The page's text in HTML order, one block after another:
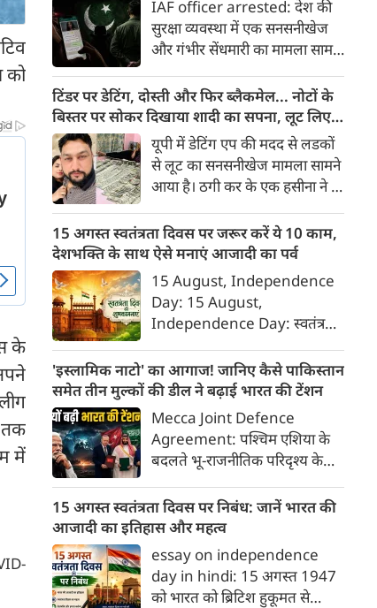
को
के
तक
में
IAF officer arrested: देश की
सुरक्षा व्यवस्था में एक सनसनीखेज
और गंभीर सेंधमारी का मामला सामने
एक सेवारत अधिकारी को पाकिस्तानी
खुफिया एजेंसी (ISI) की महिला
एजेंट के मोहपाश (हनीट्रैप) में फंसकर
गोपनीय सैन्य जानकारी साझा करने
के आरोप में पुलिस ने गिरफ्तार किया
है।
टिंडर पर डेटिंग, दोस्ती और फिर ब्लैकमेल... नोटों के
बिस्तर पर सोकर दिखाया शादी का सपना, लूट लिए 6
करोड़ रुपए
यूपी में डेटिंग एप की मदद से लडकों
से लूट का सनसनीखेज मामला सामने
आया है। ठगी कर के एक हसीना ने 6
को फंसाना, फिर धमकी देकर
ब्‍लेकमेल करना। इसके लिए बहुत
शातिर तरीके से ये हसीना लोगों को
अपने जाल में फंसाती थी।
15 अगस्त स्वतंत्रता दिवस पर जरूर करें ये 10 काम,
देशभक्ति के साथ ऐसे मनाएं आजादी का पर्व
15 August, Independence
Day: 15 August,
Independence Day: स्वतंत्रता
अवकाश नहीं, बल्कि उन शहीदों को
याद करने और उनके बलिदान का
सम्मान करने का दिन है, जिन्होंने हमें
यह आजादी दी। इस दिन को सार्थक
बनाने के लिए हमें कुछ खास कार्य
जरूर करने चाहिए, जिससे हमारे
अंदर राष्ट्रभक्ति की भावना और भी
गहरी हो सके।
'इस्लामिक नाटो' का आगाज! जानिए कैसे पाकिस्तान
समेत तीन मुल्कों की डील ने बढ़ाई भारत की टेंशन
Mecca Joint Defence
Agreement: पश्चिम एशिया के
बदलते भू-राजनीतिक परिदृश्य के
अरब ने एक ऐतिहासिक और
रणनीतिक 'मक्का संयुक्त रक्षा
समझौते' (Mecca Joint
Defence Agreement) पर
हस्ताक्षर किए हैं।
15 अगस्त स्वतंत्रता दिवस पर निबंध: जानें भारत की
आजादी का इतिहास और महत्व
essay on independence
day in hindi: 15 अगस्त 1947
को भारत को ब्रिटिश हुकूमत से